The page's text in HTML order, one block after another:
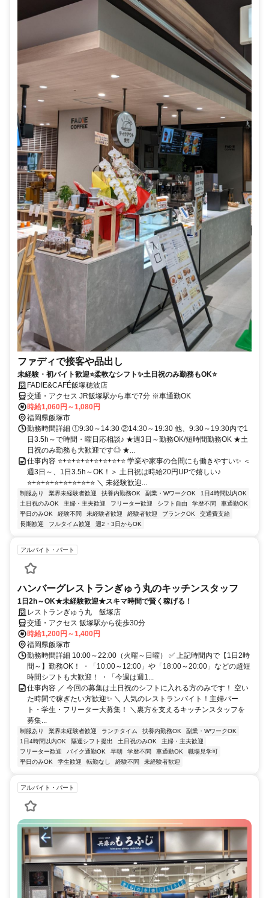
ファディで接客や品出し
未経験・初バイト歓迎⭐柔軟なシフト✨土日祝のみ勤務もOK⭐
FADIE&CAFÉ飯塚穂波店
交通・アクセス JR飯塚駅から車で7分 ※車通勤OK
時給1,060円～1,080円
福岡県飯塚市
勤務時間詳細 ①9:30～14:30 ②14:30～19:30 他、9:30～19:30内で1
日3.5h～で時間・曜日応相談♪ ★週3日～勤務OK/短時間勤務OK ★土
日祝のみ勤務も大歓迎です◎ ★...
仕事内容 ⭐+⭐+⭐+⭐+⭐+⭐+⭐+⭐ 学業や家事の合間にも働きやすい✨ ＜
週3日～、1日3.5h～OK！＞ 土日祝は時給20円UPで嬉しい♪
⭐+⭐+⭐+⭐+⭐+⭐+⭐+⭐ ＼ 未経験歓迎...
制服あり 業界未経験者歓迎 扶養内勤務OK 副業・WワークOK
1日4時間以内OK
土日祝のみOK
主婦・主夫歓迎 フリーター歓迎 シフト自由 学歴不問
車通勤OK
平日のみOK
経験不問 未経験者歓迎 経験者歓迎 ブランクOK
交通費支給
長期歓迎
フルタイム歓迎 週2・3日からOK
アルバイト・パート
ハンバーグレストランぎゅう丸のキッチンスタッフ
1日2h～OK★未経験歓迎★スキマ時間で賢く稼げる！
レストランぎゅう丸 飯塚店
交通・アクセス 飯塚駅から徒歩30分
時給1,200円～1,400円
福岡県飯塚市
勤務時間詳細 10:00～22:00（火曜～日曜） ✅ 上記時間内で【1日2時
間～】勤務OK！ ・「10:00～12:00」や「18:00～20:00」などの超短
時間シフトも大歓迎！ ・「今週は週1...
仕事内容 ／ 今回の募集は土日祝のシフトに入れる方のみです！ 空い
た時間で稼ぎたい方歓迎✨ ＼ 人気のレストランバイト！主婦パー
ト・学生・フリーター大募集！ ＼裏方を支えるキッチンスタッフを
募集...
制服あり 業界未経験者歓迎 ランチタイム 扶養内勤務OK
副業・WワークOK
1日4時間以内OK
隔週シフト提出 土日祝のみOK
主婦・主夫歓迎
フリーター歓迎
バイク通勤OK 早朝 学歴不問 車通勤OK
職場見学可
平日のみOK
学生歓迎 転勤なし 経験不問 未経験者歓迎
アルバイト・パート